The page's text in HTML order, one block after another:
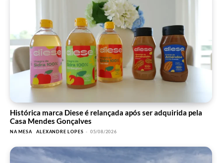
Histórica marca Diese é relançada após ser adquirida pela
Casa Mendes Gonçalves
NA MESA ALEXANDRE LOPES - 05/08/2026